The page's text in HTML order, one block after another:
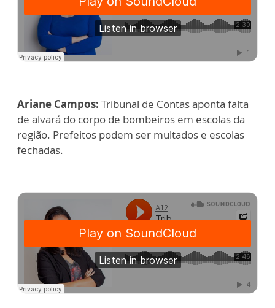
Ariane Campos: Tribunal de Contas aponta falta
de alvará do corpo de bombeiros em escolas da
região. Prefeitos podem ser multados e escolas
fechadas.